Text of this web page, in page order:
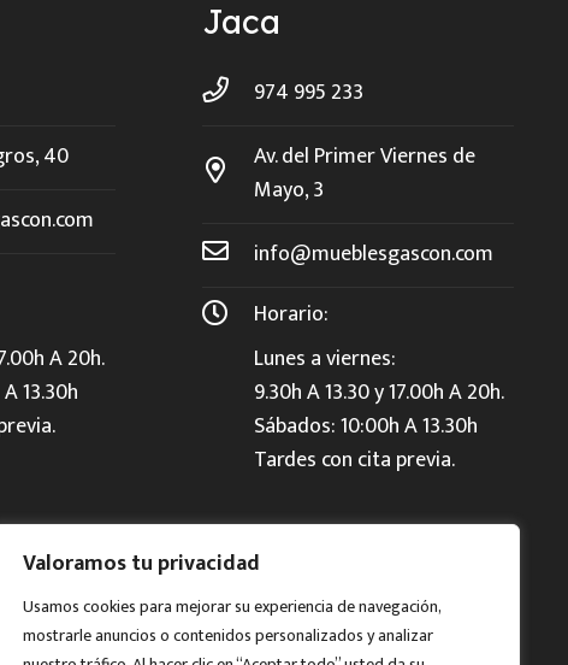
Valoramos tu privacidad
Usamos cookies para mejorar su experiencia de navegación,
mostrarle anuncios o contenidos personalizados y analizar
40
A 20h.
13.30h
Jaca
974 995 233
Av. del Primer Viernes de
Mayo, 3
info@mueblesgascon.com
Horario:
Lunes a viernes:
9.30h A 13.30 y 17.00h A 20h.
Sábados: 10:00h A 13.30h
Tardes con cita previa.